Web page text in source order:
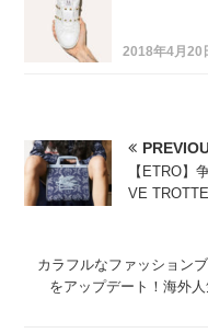
2018年4月20
【ETRO】
VE
カラフルなファッション
をアップデート！海外